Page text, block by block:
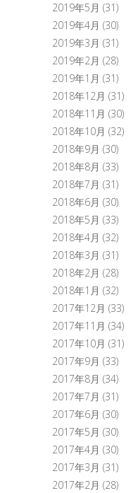
2019年5月 (31)
2019年4月 (30)
2019年3月 (31)
2019年2月 (28)
2019年1月 (31)
2018年12月 (31)
2018年11月 (30)
2018年10月 (32)
2018年9月 (30)
2018年8月 (33)
2018年7月 (31)
2018年6月 (30)
2018年5月 (33)
2018年4月 (32)
2018年3月 (31)
2018年2月 (28)
2018年1月 (32)
2017年12月 (33)
2017年11月 (34)
2017年10月 (31)
2017年9月 (33)
2017年8月 (34)
2017年7月 (31)
2017年6月 (30)
2017年5月 (30)
2017年4月 (30)
2017年3月 (31)
2017年2月 (28)